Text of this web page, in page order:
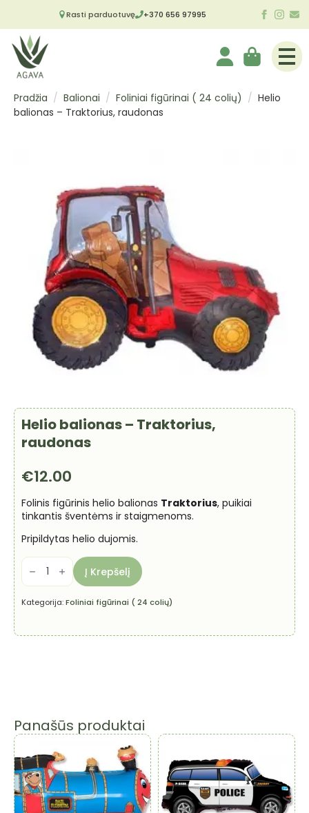
Rasti parduotuvę +370 656 97995
Pradžia Balionai Foliniai figūrinai ( 24 colių)
Helio
balionas – Traktorius, raudonas
Helio balionas – Traktorius,
raudonas
€12.00
Folinis figūrinis helio balionas Traktorius, puikiai
tinkantis šventėms ir staigmenoms.
Pripildytas helio dujomis.
produkto
kiekis:
Helio
balionas
-
Traktorius,
Į Krepšelį
Kategorija:Foliniai figūrinai ( 24 colių)
Panašūs produktai